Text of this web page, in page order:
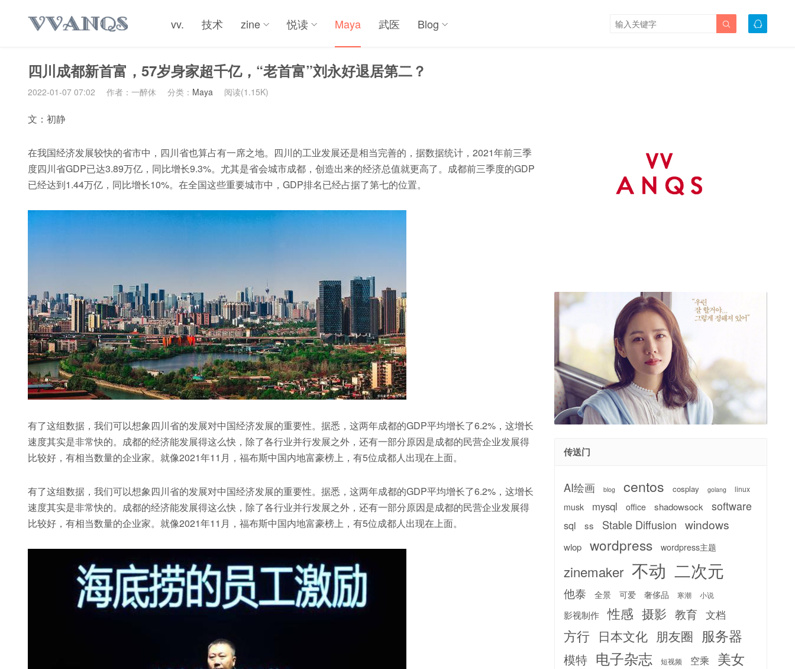
vv. 技术 zine 悦读 Maya 武医 Blog 

四川成都新首富，57岁身家超千亿，“老首富”刘永好退居第二？
2022-01-07 07:02 作者：一醉休 分类： Maya 阅读(1.15K)
文：初静
在我国经济发展较快的省市中，四川省也算占有一席之地。四川的工业发展还是相当完善的，据数据统计，2021年前三季
度四川省GDP已达3.89万亿，同比增长9.3%。尤其是省会城市成都，创造出来的经济总值就更高了。成都前三季度的GDP
已经达到1.44万亿，同比增长10%。在全国这些重要城市中，GDP排名已经占据了第七的位置。
有了这组数据，我们可以想象四川省的发展对中国经济发展的重要性。据悉，这两年成都的GDP平均增长了6.2%，这增长
速度其实是非常快的。成都的经济能发展得这么快，除了各行业并行发展之外，还有一部分原因是成都的民营企业发展得
比较好，有相当数量的企业家。就像2021年11月，福布斯中国内地富豪榜上，有5位成都人出现在上面。
有了这组数据，我们可以想象四川省的发展对中国经济发展的重要性。据悉，这两年成都的GDP平均增长了6.2%，这增长
速度其实是非常快的。成都的经济能发展得这么快，除了各行业并行发展之外，还有一部分原因是成都的民营企业发展得
比较好，有相当数量的企业家。就像2021年11月，福布斯中国内地富豪榜上，有5位成都人出现在上面。
传送门
AI绘画 blog centos cosplay golang linux
musk mysql office shadowsock software
sql ss Stable Diffusion windows
wlop wordpress wordpress主题
zinemaker 不动 二次元
他泰 全景 可爱 奢侈品 寒潮 小说
影视制作 性感 摄影 教育 文档
方行 日本文化 朋友圈 服务器
模特 电子杂志 短视频 空乘 美女